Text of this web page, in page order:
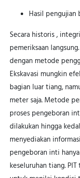
Hasil
Secara historis ,
pemeriksaan
dengan metode
Ekskavasi mungkin
bagian luar tiang,
meter saja. Metode
proses pengeboran
dilakukan hingga
menyediakan
pengeboran inti
keseluruhan tiang.